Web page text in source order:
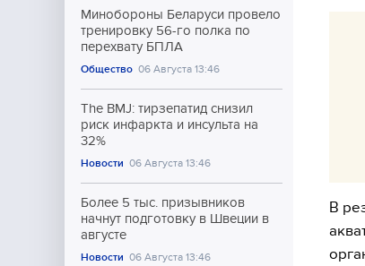
Минобороны Беларуси провело
тренировку 56-го полка по
перехвату БПЛА
Общество 06 Августа 13:46
The BMJ: тирзепатид снизил
риск инфаркта и инсульта на
32%
Новости 06 Августа 13:46
Более 5 тыс. призывников
начнут подготовку в Швеции в
августе
Новости 06 Августа 13:46
В